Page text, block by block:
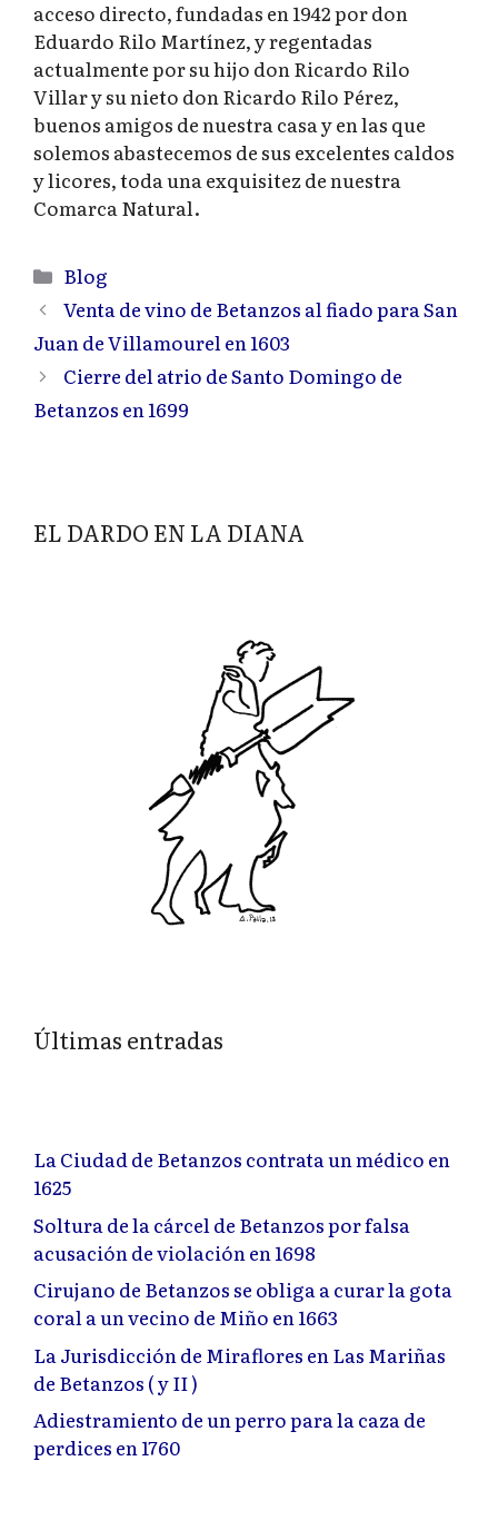
acceso directo, fundadas en 1942 por don
Eduardo Rilo Martínez, y regentadas
actualmente por su hijo don Ricardo Rilo
Villar y su nieto don Ricardo Rilo Pérez,
buenos amigos de nuestra casa y en las que
solemos abastecemos de sus excelentes caldos
y licores, toda una exquisitez de nuestra
Comarca Natural.
Categorías
Blog
Venta de vino de Betanzos al fiado para San
Juan de Villamourel en 1603
Cierre del atrio de Santo Domingo de
Betanzos en 1699
EL DARDO EN LA DIANA
Últimas entradas
La Ciudad de Betanzos contrata un médico en
1625
Soltura de la cárcel de Betanzos por falsa
acusación de violación en 1698
Cirujano de Betanzos se obliga a curar la gota
coral a un vecino de Miño en 1663
La Jurisdicción de Miraflores en Las Mariñas
de Betanzos ( y II )
Adiestramiento de un perro para la caza de
perdices en 1760